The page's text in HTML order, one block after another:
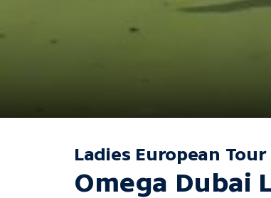
Ladies European Tour
Omega Dubai